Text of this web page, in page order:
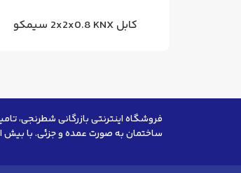
کابل 2x2x0.8 KNX سیمکو
فروشگاه اینترنتی بازرگانی شطرنجی،
ساختمان به صورت عمده و جزئی. با بیش از ۲۵ سال